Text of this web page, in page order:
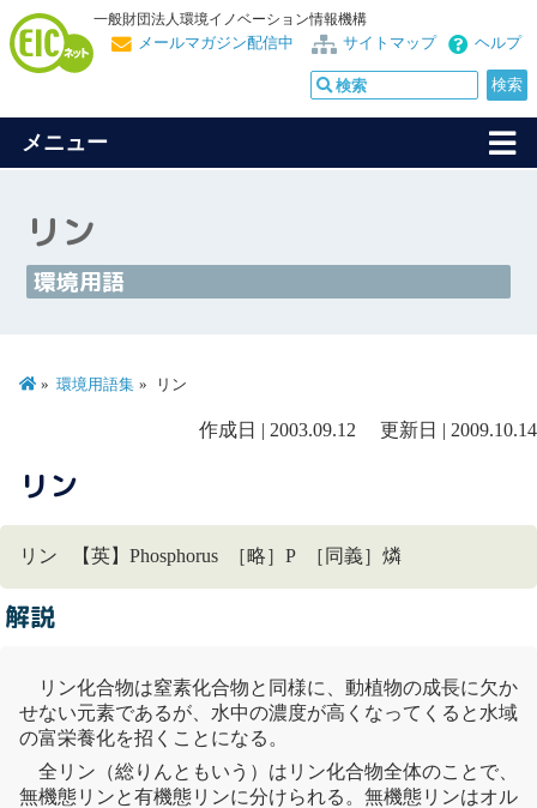
一般財団法人環境イノベーション情報機構
ヘルプ
サイトマップ
メールマガジン配信中
メニュー
リン
環境用語
環境用語集 リン
作成日 | 2003.09.12 更新日 | 2009.10.14
リン
リン 【英】Phosphorus ［略］P ［同義］燐
解説
リン化合物は窒素化合物と同様に、動植物の成長に欠か
せない元素であるが、水中の濃度が高くなってくると水域
の富栄養化を招くことになる。
全リン（総りんともいう）はリン化合物全体のことで、
無機態リンと有機態リンに分けられる。無機態リンはオル